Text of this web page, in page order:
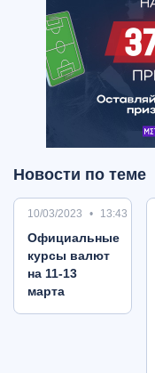
Новости по теме
10/03/2023 13:43
Oфициальные
курсы валют
на 11-13
марта